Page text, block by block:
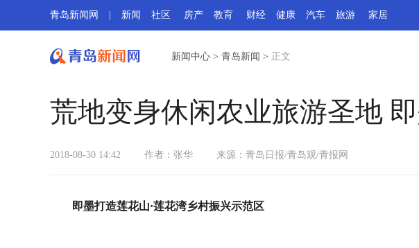
青岛新闻网 新闻 社区 房产 教育 财经 健康 汽车 旅游 家居
新闻中心 > 青岛新闻 > 正文
荒地变身休闲农业旅游圣地
2018-08-30 14:42 作者：张华 来源： 青岛日报/青岛观/青报网
即墨打造莲花山·莲花湾乡村振兴示范区